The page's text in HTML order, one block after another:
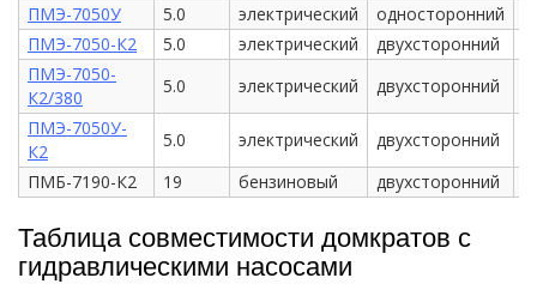
ПМЭ-7050У
5.0 электрический односторонний
ПМЭ-7050-К2
5.0 электрический двухсторонний
ПМЭ-7050-
К2/380
5.0 электрический двухсторонний
ПМЭ-7050У-
К2
5.0 электрический двухсторонний
ПМБ-7190-К2
19 бензиновый двухсторонний
Таблица совместимости домкратов с
гидравлическими насосами